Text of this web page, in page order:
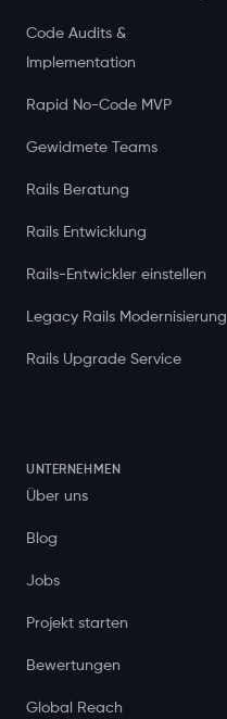
Code Audits &
Implementation
Rapid No-Code MVP
Gewidmete Teams
Rails Beratung
Rails Entwicklung
Rails-Entwickler einstellen
Legacy Rails Modernisierung
Rails Upgrade Service
UNTERNEHMEN
Über uns
Blog
Jobs
Projekt starten
Bewertungen
Global Reach